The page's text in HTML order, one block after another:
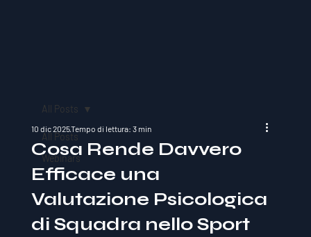
All Posts
Webinars
All Posts
Cosa Rende Davvero
Efficace una
Valutazione Psicologica
di Squadra nello Sport
10 dic 2025Tempo di lettura: 3 min